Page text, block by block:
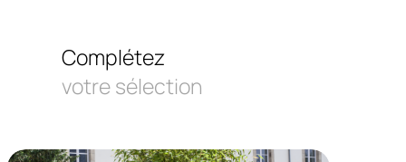
Complétez
votre sélection